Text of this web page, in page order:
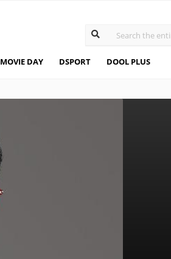
MOVIE DAY DSPORT DOOL PLUS